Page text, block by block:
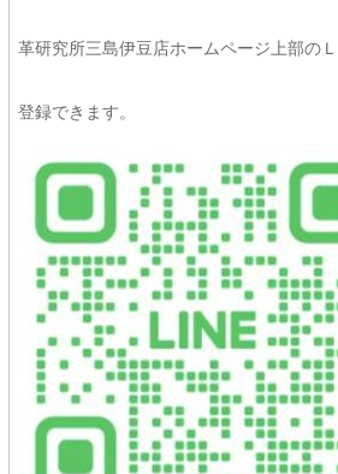
革研究所三島伊豆店ホームページ上部の
登録できます。